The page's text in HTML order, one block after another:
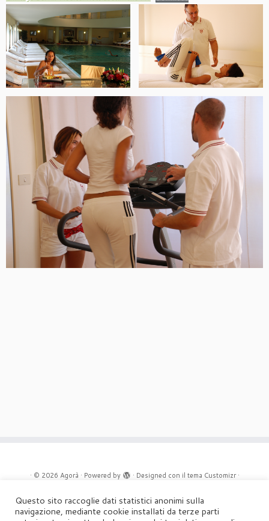
· © 2026 Agorà · Powered by · Designed con il tema Customizr·
Questo sito raccoglie dati statistici anonimi sulla
navigazione, mediante cookie installati da terze parti
UFFICIO STAMPA